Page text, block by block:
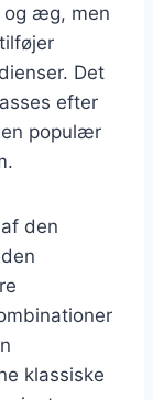
og æg, men
Det
efter
populær
den
klassiske